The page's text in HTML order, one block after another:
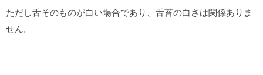
ただし舌そのものが白い場合であり、舌苔の白さは関係ありま
せん。